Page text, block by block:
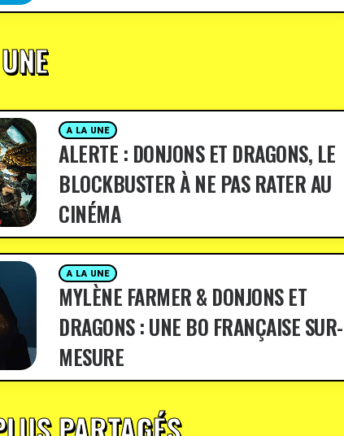
A LA UNE
ALERTE : DONJONS ET DRAGONS, LE
BLOCKBUSTER À NE PAS RATER AU
CINÉMA
A LA UNE
MYLÈNE FARMER & DONJONS ET
DRAGONS : UNE BO FRANÇAISE SUR-
MESURE